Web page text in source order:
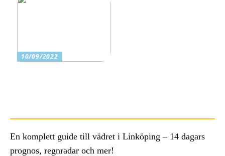
10/09/2022
En komplett guide till vädret i Linköping – 14 dagars
prognos, regnradar och mer!